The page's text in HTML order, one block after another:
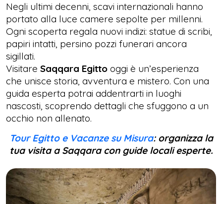
Negli ultimi decenni, scavi internazionali hanno
portato alla luce camere sepolte per millenni.
Ogni scoperta regala nuovi indizi: statue di scribi,
papiri intatti, persino pozzi funerari ancora
sigillati.
Visitare Saqqara Egitto oggi è un’esperienza
che unisce storia, avventura e mistero. Con una
guida esperta potrai addentrarti in luoghi
nascosti, scoprendo dettagli che sfuggono a un
occhio non allenato.
Tour Egitto e Vacanze su Misura: organizza la
tua visita a Saqqara con guide locali esperte.